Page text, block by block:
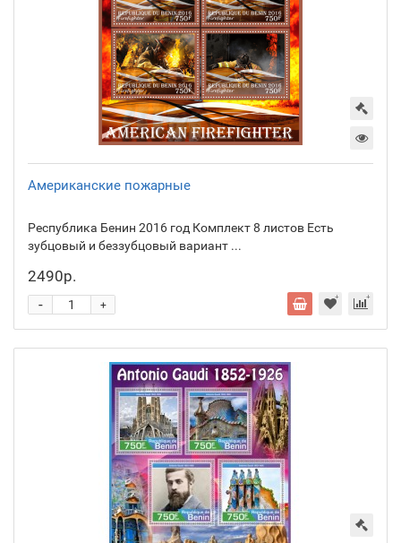
Американские пожарные
Республика Бенин 2016 год Комплект 8 листов Есть
зубцовый и беззубцовый вариант ...
2490р.
+
-